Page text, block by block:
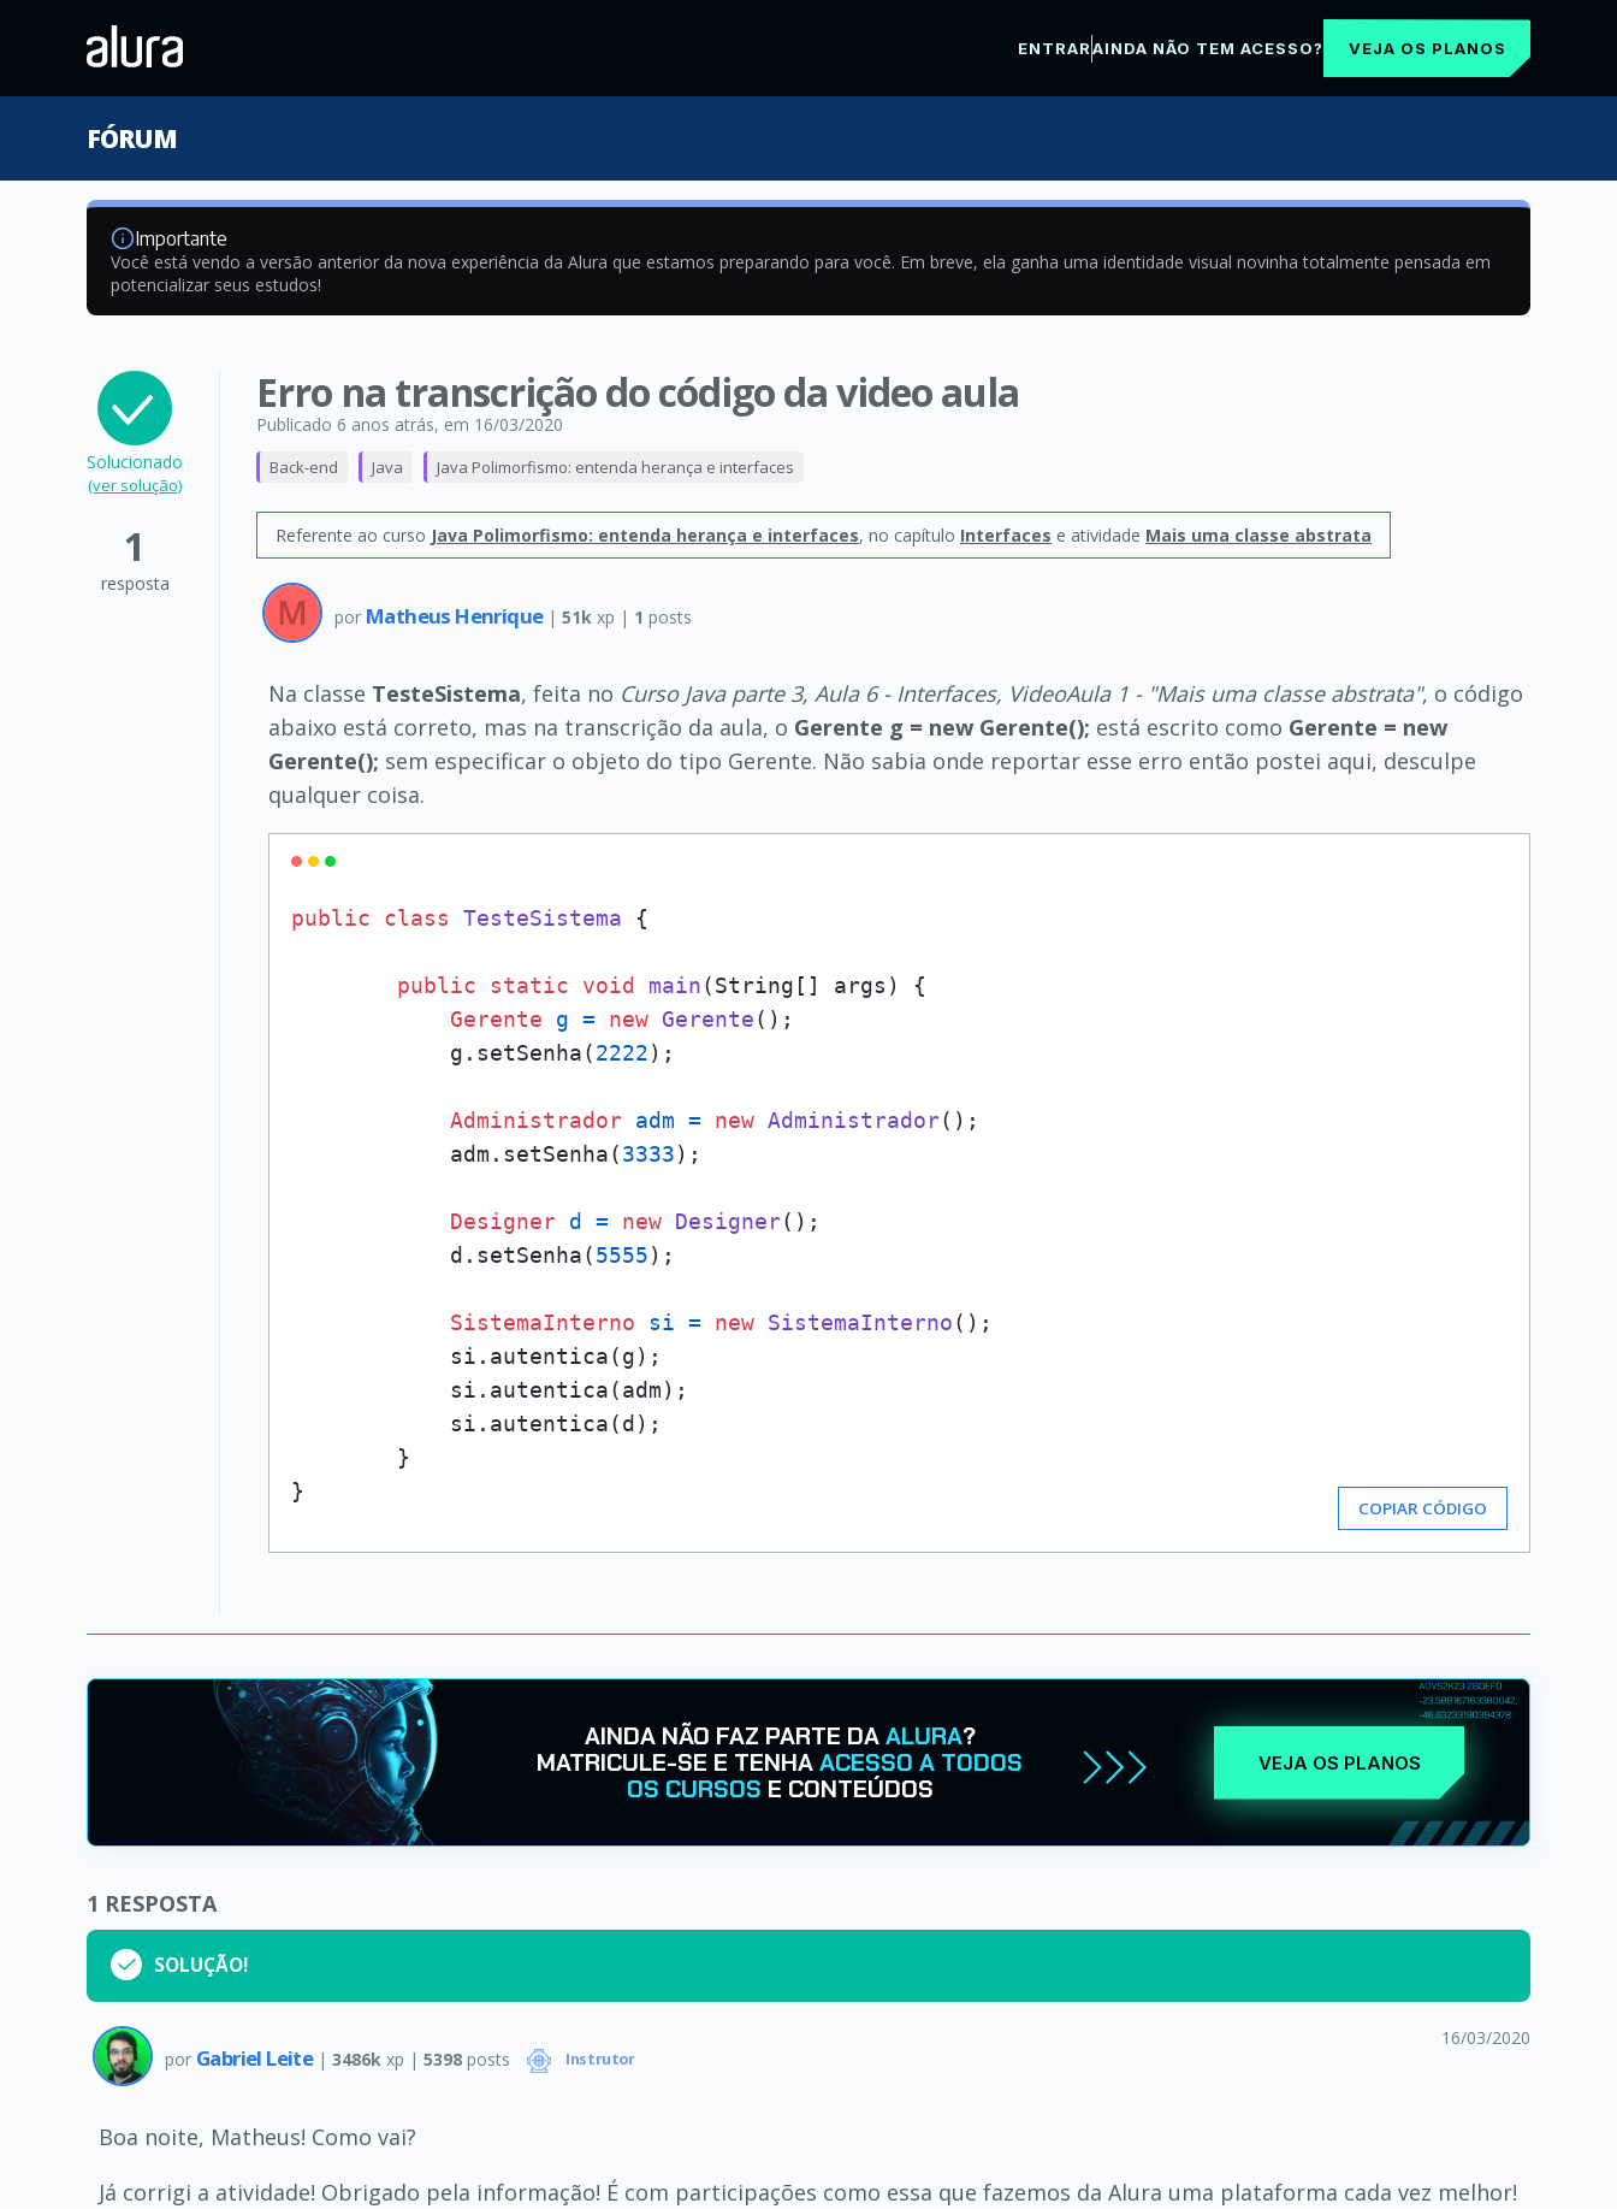
ENTRARAINDA NÃO TEM ACESSO? VEJA OS PLANOS
FÓRUM
Importante
Você está vendo a versão anterior da nova experiência da Alura que estamos preparando para você. Em breve, ela ganha uma identidade visual novinha totalmente pensada em
potencializar seus estudos!
Solucionado
(ver solução)
1
resposta
Erro na transcrição do código da video aula
Publicado 6 anos atrás, em 16/03/2020
Back-end Java Java Polimorfismo: entenda herança e interfaces
Referente ao curso Java Polimorfismo: entenda herança e interfaces, no capítulo Interfaces e atividade Mais uma classe abstrata
por Matheus Henrique | 51k xp | 1 posts
Na classe TesteSistema, feita no Curso Java parte 3, Aula 6 - Interfaces, VideoAula 1 - "Mais uma classe abstrata", o código
abaixo está correto, mas na transcrição da aula, o Gerente g = new Gerente(); está escrito como Gerente = new
Gerente(); sem especificar o objeto do tipo Gerente. Não sabia onde reportar esse erro então postei aqui, desculpe
qualquer coisa.
public class TesteSistema {
public static void main(String[] args)
{
Gerente
g = new Gerente();
            g.setSenha(
2222);
Administrador adm = new Administrador();
            adm.setSenha(
3333);
Designer d = new Designer();
            d.setSenha(
5555);
SistemaInterno si = new SistemaInterno();
            si.autentica(g);
            si.autentica(adm);
            si.autentica(d);
        }
}
COPIAR CÓDIGO
AINDA NÃO FAZ PARTE DAALURA?
MATRICULE-SE E TENHAACESSO A TODOS
OS CURSOS E CONTEÚDOS
VEJA OS PLANOS
1 RESPOSTA
SOLUÇÃO!
por Gabriel Leite | 3486k xp | 5398posts Instrutor
16/03/2020
Boa noite, Matheus! Como vai?
Já corrigi a atividade! Obrigado pela informação! É com participações como essa que fazemos da Alura uma plataforma cada vez melhor!